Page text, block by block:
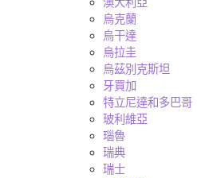
烏克蘭
烏干達
烏拉圭
烏茲別克斯坦
牙買加
特立尼達和多巴哥
玻利維亞
瑙魯
瑞典
瑞士